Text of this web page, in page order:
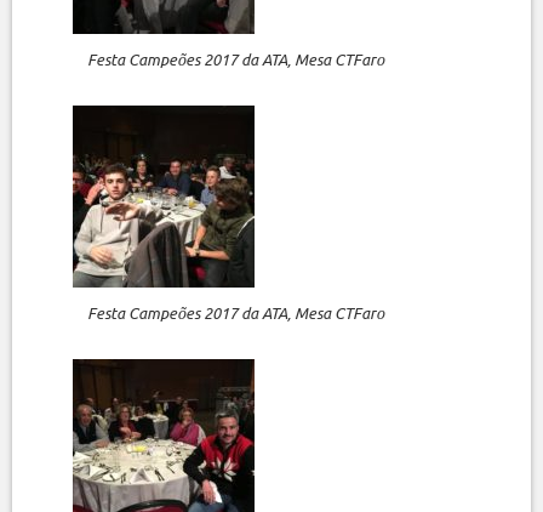
Festa Campeões 2017 da ATA, Mesa CTFaro
Festa Campeões 2017 da ATA, Mesa CTFaro